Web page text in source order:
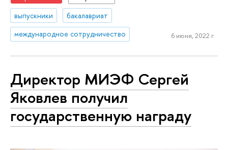
выпускники
бакалавриат
международное сотрудничество
6 июня, 2022 г.
Директор МИЭФ Сергей
Яковлев получил
государственную награду